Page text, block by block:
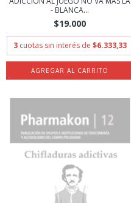
- BLANCA...
$19.000
3 cuotas sin interés de $6.333,33